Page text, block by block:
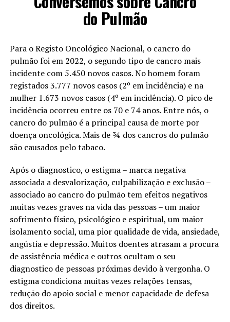
do Pulmão
Para o Registo Oncológico Nacional, o cancro do
pulmão foi em 2022, o segundo tipo de cancro mais
incidente com 5.450 novos casos. No homem foram
registados 3.777 novos casos (2º em incidência) e na
mulher 1.673 novos casos (4º em incidência). O pico de
incidência ocorreu entre os 70 e 74 anos. Entre nós, o
cancro do pulmão é a principal causa de morte por
doença oncológica. Mais de ¾ dos cancros do pulmão
são causados pelo tabaco.
Após o diagnostico, o estigma – marca negativa
associada a desvalorização, culpabilização e exclusão –
associado ao cancro do pulmão tem efeitos negativos
muitas vezes graves na vida das pessoas – um maior
sofrimento físico, psicológico e espiritual, um maior
isolamento social, uma pior qualidade de vida, ansiedade,
angústia e depressão. Muitos doentes atrasam a procura
de assistência médica e outros ocultam o seu
diagnostico de pessoas próximas devido à vergonha. O
estigma condiciona muitas vezes relações tensas,
redução do apoio social e menor capacidade de defesa
dos direitos.